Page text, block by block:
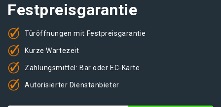
Festpreisgarantie
Türöffnungen mit Festpreisgarantie
Kurze Wartezeit
Zahlungsmittel: Bar oder EC-Karte
Autorisierter Dienstanbieter